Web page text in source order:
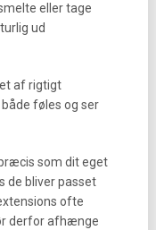
eller tage
ud
af rigtigt
føles og ser
som dit eget
de bliver passet
ofte
derfor afhænge